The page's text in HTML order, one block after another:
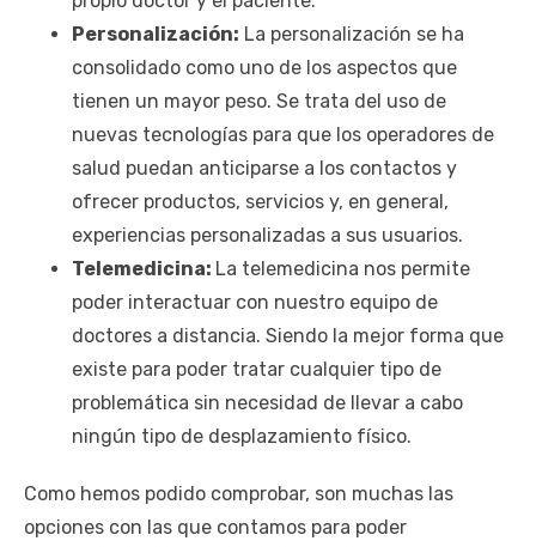
Personalización: La personalización se ha
consolidado como uno de los aspectos que
tienen un mayor peso. Se trata del uso de
nuevas tecnologías para que los operadores de
salud puedan anticiparse a los contactos y
ofrecer productos, servicios y, en general,
experiencias personalizadas a sus usuarios.
Telemedicina: La telemedicina nos permite
poder interactuar con nuestro equipo de
doctores a distancia. Siendo la mejor forma que
existe para poder tratar cualquier tipo de
problemática sin necesidad de llevar a cabo
ningún tipo de desplazamiento físico.
Como hemos podido comprobar, son muchas las
opciones con las que contamos para poder